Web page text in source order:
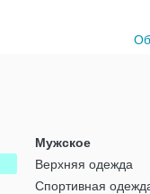
Мужское
Верхняя одежда
Спортивная